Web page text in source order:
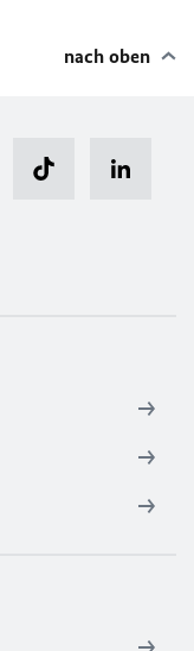
nach oben